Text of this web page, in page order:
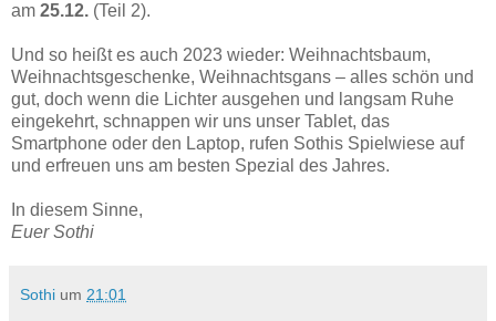
am 25.12. (Teil 2).
Und so heißt es auch 2023 wieder: Weihnachtsbaum,
Weihnachtsgeschenke, Weihnachtsgans – alles schön und
gut, doch wenn die Lichter ausgehen und langsam Ruhe
eingekehrt, schnappen wir uns unser Tablet, das
Smartphone oder den Laptop, rufen Sothis Spielwiese auf
und erfreuen uns am besten Spezial des Jahres.
In diesem Sinne,
Euer Sothi
Sothi um 21:01